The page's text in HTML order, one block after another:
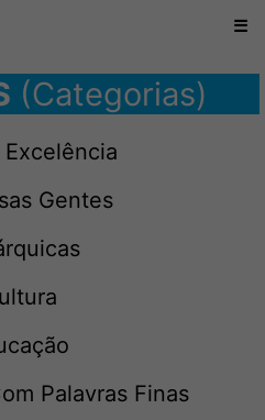
☰
(Categorias)
Excelência
Gentes
Palavras Finas